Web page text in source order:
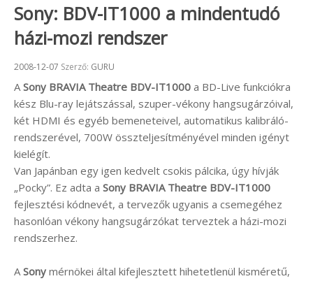
Sony: BDV-IT1000 a mindentudó
házi-mozi rendszer
Beküldve:
2008-12-07 Szerző: GURU
A Sony BRAVIA Theatre BDV-IT1000 a BD-Live funkciókra
kész Blu-ray lejátszással, szuper-vékony hangsugárzóival,
két HDMI és egyéb bemeneteivel, automatikus kalibráló-
rendszerével, 700W összteljesítményével minden igényt
kielégít.
Van Japánban egy igen kedvelt csokis pálcika, úgy hívják
„Pocky”. Ez adta a Sony BRAVIA Theatre BDV-IT1000
fejlesztési kódnevét, a tervezők ugyanis a csemegéhez
hasonlóan vékony hangsugárzókat terveztek a házi-mozi
rendszerhez.
A Sony mérnökei által kifejlesztett hihetetlenül kisméretű,